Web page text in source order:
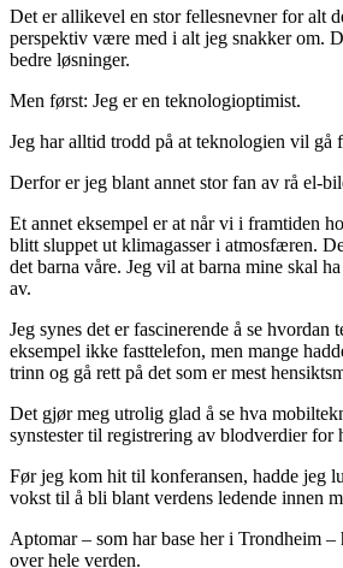
Det er allikevel en stor fellesnevner for alt
perspektiv være med i alt jeg snakker om.
bedre løsninger.
Men først: Jeg er en teknologioptimist.
Jeg har alltid trodd på at teknologien vil
Derfor er jeg blant annet stor fan av rå el-
Et annet eksempel er at når vi i framtiden
blitt sluppet ut klimagasser i atmosfæren.
det barna våre. Jeg vil at barna mine skal
av.
Jeg synes det er fascinerende å se
eksempel ikke fasttelefon, men mange
trinn og gå rett på det som er mest
Det gjør meg utrolig glad å se hva
synstester til registrering av blodverdier for
Før jeg kom hit til konferansen, hadde jeg
vokst til å bli blant verdens ledende innen
Aptomar – som har base her i Trondheim
over hele verden.